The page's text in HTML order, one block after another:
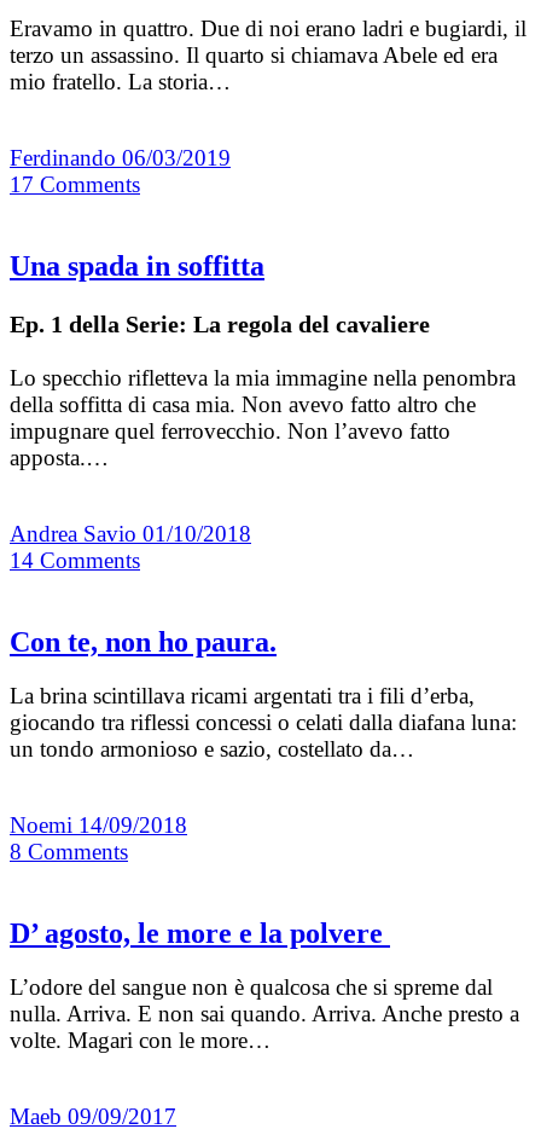
Eravamo in quattro. Due di noi erano ladri e bugiardi, il
terzo un assassino. Il quarto si chiamava Abele ed era
mio fratello. La storia…
Ferdinando 06/03/2019
17 Comments
Una spada in soffitta
Ep. 1 della Serie: La regola del cavaliere
Lo specchio rifletteva la mia immagine nella penombra
della soffitta di casa mia. Non avevo fatto altro che
impugnare quel ferrovecchio. Non l’avevo fatto
apposta.…
Andrea Savio 01/10/2018
14 Comments
Con te, non ho paura.
La brina scintillava ricami argentati tra i fili d’erba,
giocando tra riflessi concessi o celati dalla diafana luna:
un tondo armonioso e sazio, costellato da…
Noemi 14/09/2018
8 Comments
D’ agosto, le more e la polvere
L’odore del sangue non è qualcosa che si spreme dal
nulla. Arriva. E non sai quando. Arriva. Anche presto a
volte. Magari con le more…
Maeb 09/09/2017